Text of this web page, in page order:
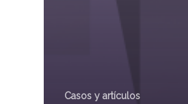
Casos y artículos